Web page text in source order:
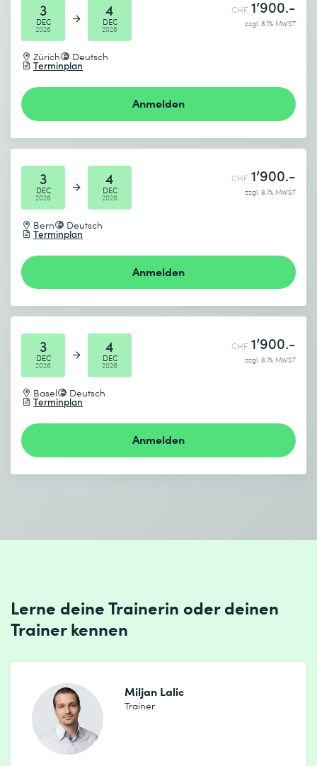
3
DEC
2026
4
DEC
2026
Zürich Deutsch
Terminplan
CHF 1’900.-
zzgl. 8.1% MWST
Anmelden
3
DEC
2026
4
DEC
2026
Bern Deutsch
Terminplan
CHF 1’900.-
zzgl. 8.1% MWST
Anmelden
3
DEC
2026
4
DEC
2026
Basel Deutsch
Terminplan
CHF 1’900.-
zzgl. 8.1% MWST
Anmelden
Lerne deine Trainerin oder deinen
Trainer kennen
Miljan Lalic
Trainer